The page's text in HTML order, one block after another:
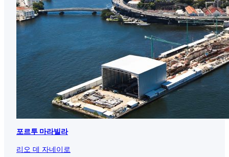
포르투 마라빌라
리오 데 자네이로